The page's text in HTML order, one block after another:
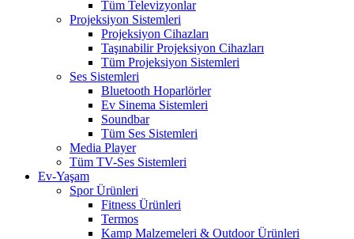
Tüm Televizyonlar
Projeksiyon Sistemleri
Projeksiyon Cihazları
Taşınabilir Projeksiyon Cihazları
Tüm Projeksiyon Sistemleri
Ses Sistemleri
Bluetooth Hoparlörler
Ev Sinema Sistemleri
Soundbar
Tüm Ses Sistemleri
Media Player
Tüm TV-Ses Sistemleri
Ev-Yaşam
Spor Ürünleri
Fitness Ürünleri
Termos
Kamp Malzemeleri & Outdoor Ürünleri